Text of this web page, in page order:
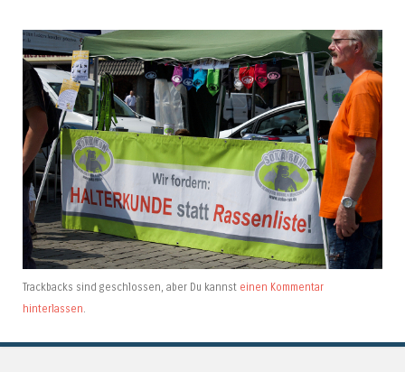
Trackbacks sind geschlossen, aber Du kannst einen Kommentar
hinterlassen.